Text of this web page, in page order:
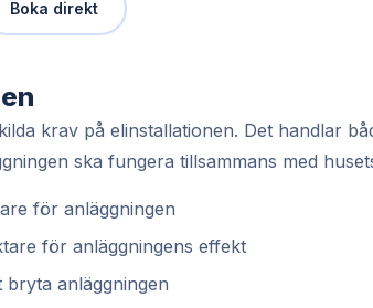
Boka direkt
krav på elinstallationen. Det handlar
ska fungera tillsammans med
för anläggningen
för anläggningens effekt
anläggningen